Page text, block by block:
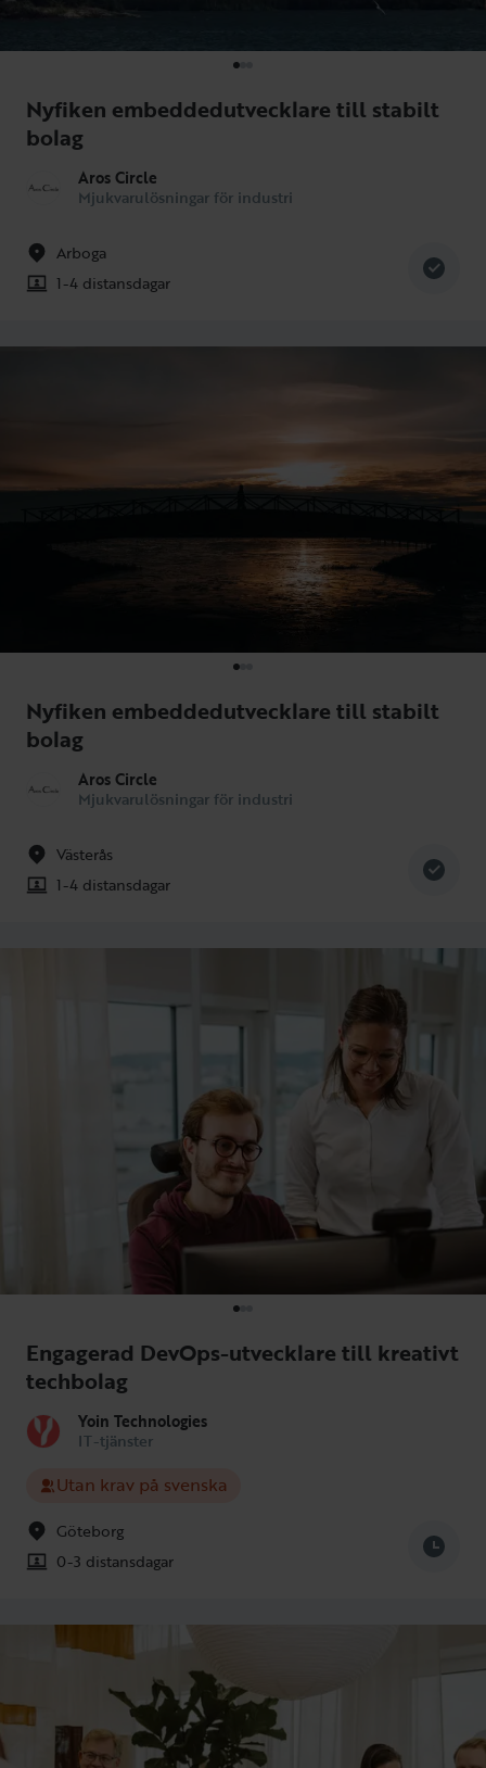
Nyfiken embeddedutvecklare till stabilt
bolag
Aros Circle
Mjukvarulösningar för industri
Arboga
1-4 distansdagar
Nyfiken embeddedutvecklare till stabilt
bolag
Aros Circle
Mjukvarulösningar för industri
Västerås
1-4 distansdagar
Engagerad DevOps-utvecklare till kreativt
techbolag
Yoin Technologies
IT-tjänster
Utan krav på svenska
Göteborg
0-3 distansdagar